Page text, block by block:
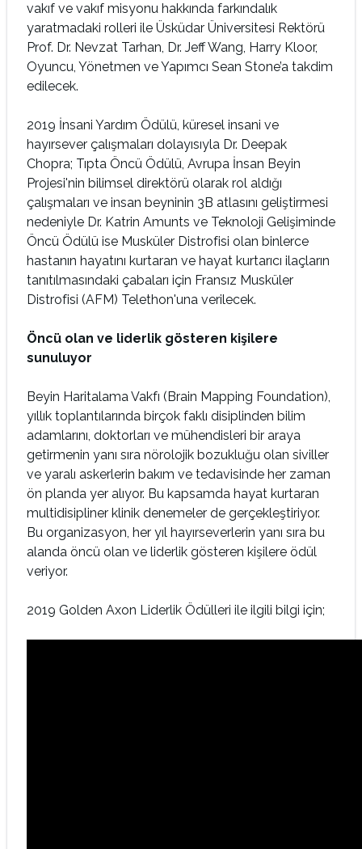
vakıf ve vakıf misyonu hakkında farkındalık
yaratmadaki rolleri ile Üsküdar Üniversitesi Rektörü
Prof. Dr. Nevzat Tarhan, Dr. Jeff Wang, Harry Kloor,
Oyuncu, Yönetmen ve Yapımcı Sean Stone’a takdim
edilecek.
2019 İnsani Yardım Ödülü, küresel insani ve
hayırsever çalışmaları dolayısıyla Dr. Deepak
Chopra; Tıpta Öncü Ödülü, Avrupa İnsan Beyin
Projesi'nin bilimsel direktörü olarak rol aldığı
çalışmaları ve insan beyninin 3B atlasını geliştirmesi
nedeniyle Dr. Katrin Amunts ve Teknoloji Gelişiminde
Öncü Ödülü ise Musküler Distrofisi olan binlerce
hastanın hayatını kurtaran ve hayat kurtarıcı ilaçların
tanıtılmasındaki çabaları için Fransız Musküler
Distrofisi (AFM) Telethon'una verilecek.
Öncü olan ve liderlik gösteren kişilere
sunuluyor
Beyin Haritalama Vakfı (Brain Mapping Foundation),
yıllık toplantılarında birçok faklı disiplinden bilim
adamlarını, doktorları ve mühendisleri bir araya
getirmenin yanı sıra nörolojik bozukluğu olan siviller
ve yaralı askerlerin bakım ve tedavisinde her zaman
ön planda yer alıyor. Bu kapsamda hayat kurtaran
multidisipliner klinik denemeler de gerçekleştiriyor.
Bu organizasyon, her yıl hayırseverlerin yanı sıra bu
alanda öncü olan ve liderlik gösteren kişilere ödül
veriyor.
2019 Golden Axon Liderlik Ödülleri ile ilgili bilgi için;